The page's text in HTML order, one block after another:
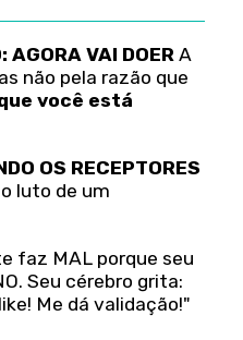
AGORA VAI DOER A
não pela razão que
você está
OS RECEPTORES
luto de um
faz MAL porque seu
Seu cérebro grita:
Me dá validação!"